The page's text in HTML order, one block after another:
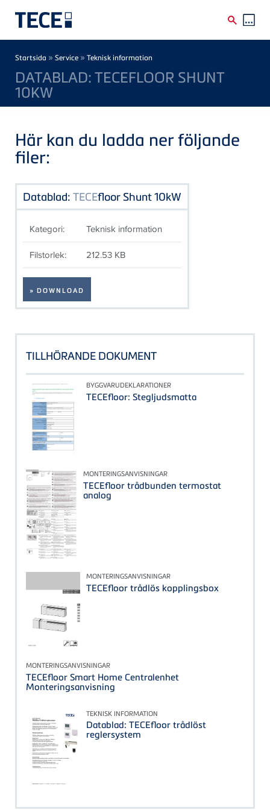
Breadcrumb
Startsida » Service » Teknisk information
DATABLAD: TECEFLOOR SHUNT
10KW
Här kan du ladda ner följande
filer:
Datablad: TECEfloor Shunt 10kW
Kategori: Teknisk information
Filstorlek: 212.53 KB
» DOWNLOAD
TILLHÖRANDE DOKUMENT
BYGGVARUDEKLARATIONER
TECEfloor: Stegljudsmatta
MONTERINGSANVISNINGAR
TECEfloor trådbunden termostat
analog
MONTERINGSANVISNINGAR
TECEfloor trådlös kopplingsbox
MONTERINGSANVISNINGAR
TECEfloor Smart Home Centralenhet
Monteringsanvisning
TEKNISK INFORMATION
Datablad: TECEfloor trådlöst
reglersystem